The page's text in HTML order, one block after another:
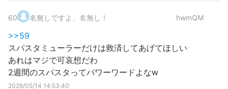
60. 名無しですよ、名無し！ hwmQM
>>59
スパスタミューラーだけは救済してあげてほしい
あれはマジで可哀想だわ
2週間のスパスタってパワーワードよなw
2026/05/14 14:53:40